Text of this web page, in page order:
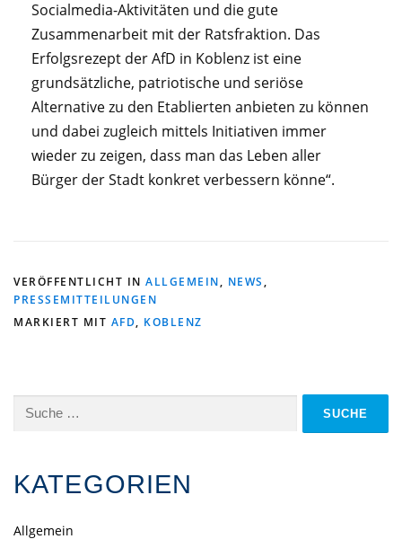
Socialmedia-Aktivitäten und die gute
Zusammenarbeit mit der Ratsfraktion. Das
Erfolgsrezept der AfD in Koblenz ist eine
grundsätzliche, patriotische und seriöse
Alternative zu den Etablierten anbieten zu können
und dabei zugleich mittels Initiativen immer
wieder zu zeigen, dass man das Leben aller
Bürger der Stadt konkret verbessern könne“.
VERÖFFENTLICHT IN ALLGEMEIN, NEWS,
PRESSEMITTEILUNGEN
MARKIERT MIT AFD, KOBLENZ
KATEGORIEN
Allgemein